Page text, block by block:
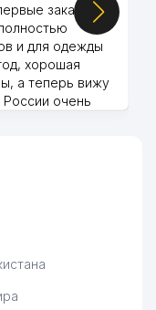
870 м
872 м
876 м
907 м
заказы,
и для одежды
хорошая
а теперь вижу
России очень